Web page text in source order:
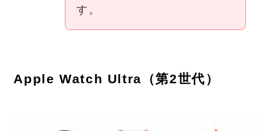
す。
Apple Watch Ultra（第2世代）